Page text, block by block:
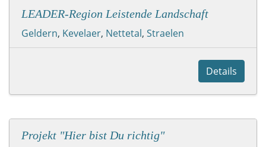
LEADER-Region Leistende Landschaft
Geldern, Kevelaer, Nettetal, Straelen
Details
Projekt "Hier bist Du richtig"